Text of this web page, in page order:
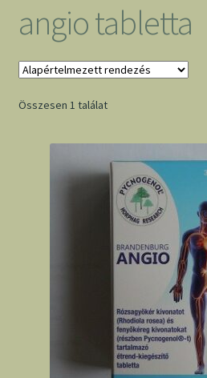
angio tabletta
Összesen 1 találat